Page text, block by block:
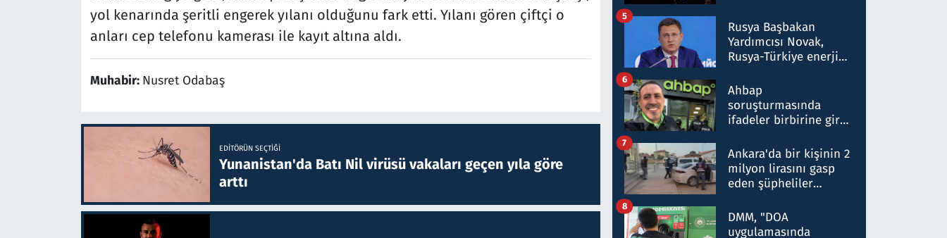
yol kenarında şeritli engerek yılanı olduğunu fark etti. Yılanı gören çiftçi o
anları cep telefonu kamerası ile kayıt altına aldı.
Muhabir: Nusret Odabaş
EDITÖRÜN SEÇTIĞI
Yunanistan'da Batı Nil virüsü vakaları geçen yıla göre
arttı
Rusya Başbakan
Yardımcısı Novak,
Rusya-Türkiye enerji
nitelikte olduğunu
belirtti
5
Ahbap
soruşturmasında
ifadeler birbirine girdi:
ifadelerinden ortaya
çıkan tablo şok etti
6
Ankara'da bir kişinin 2
milyon lirasını gasp
eden şüpheliler
7
DMM, "DOA
uygulamasında
8